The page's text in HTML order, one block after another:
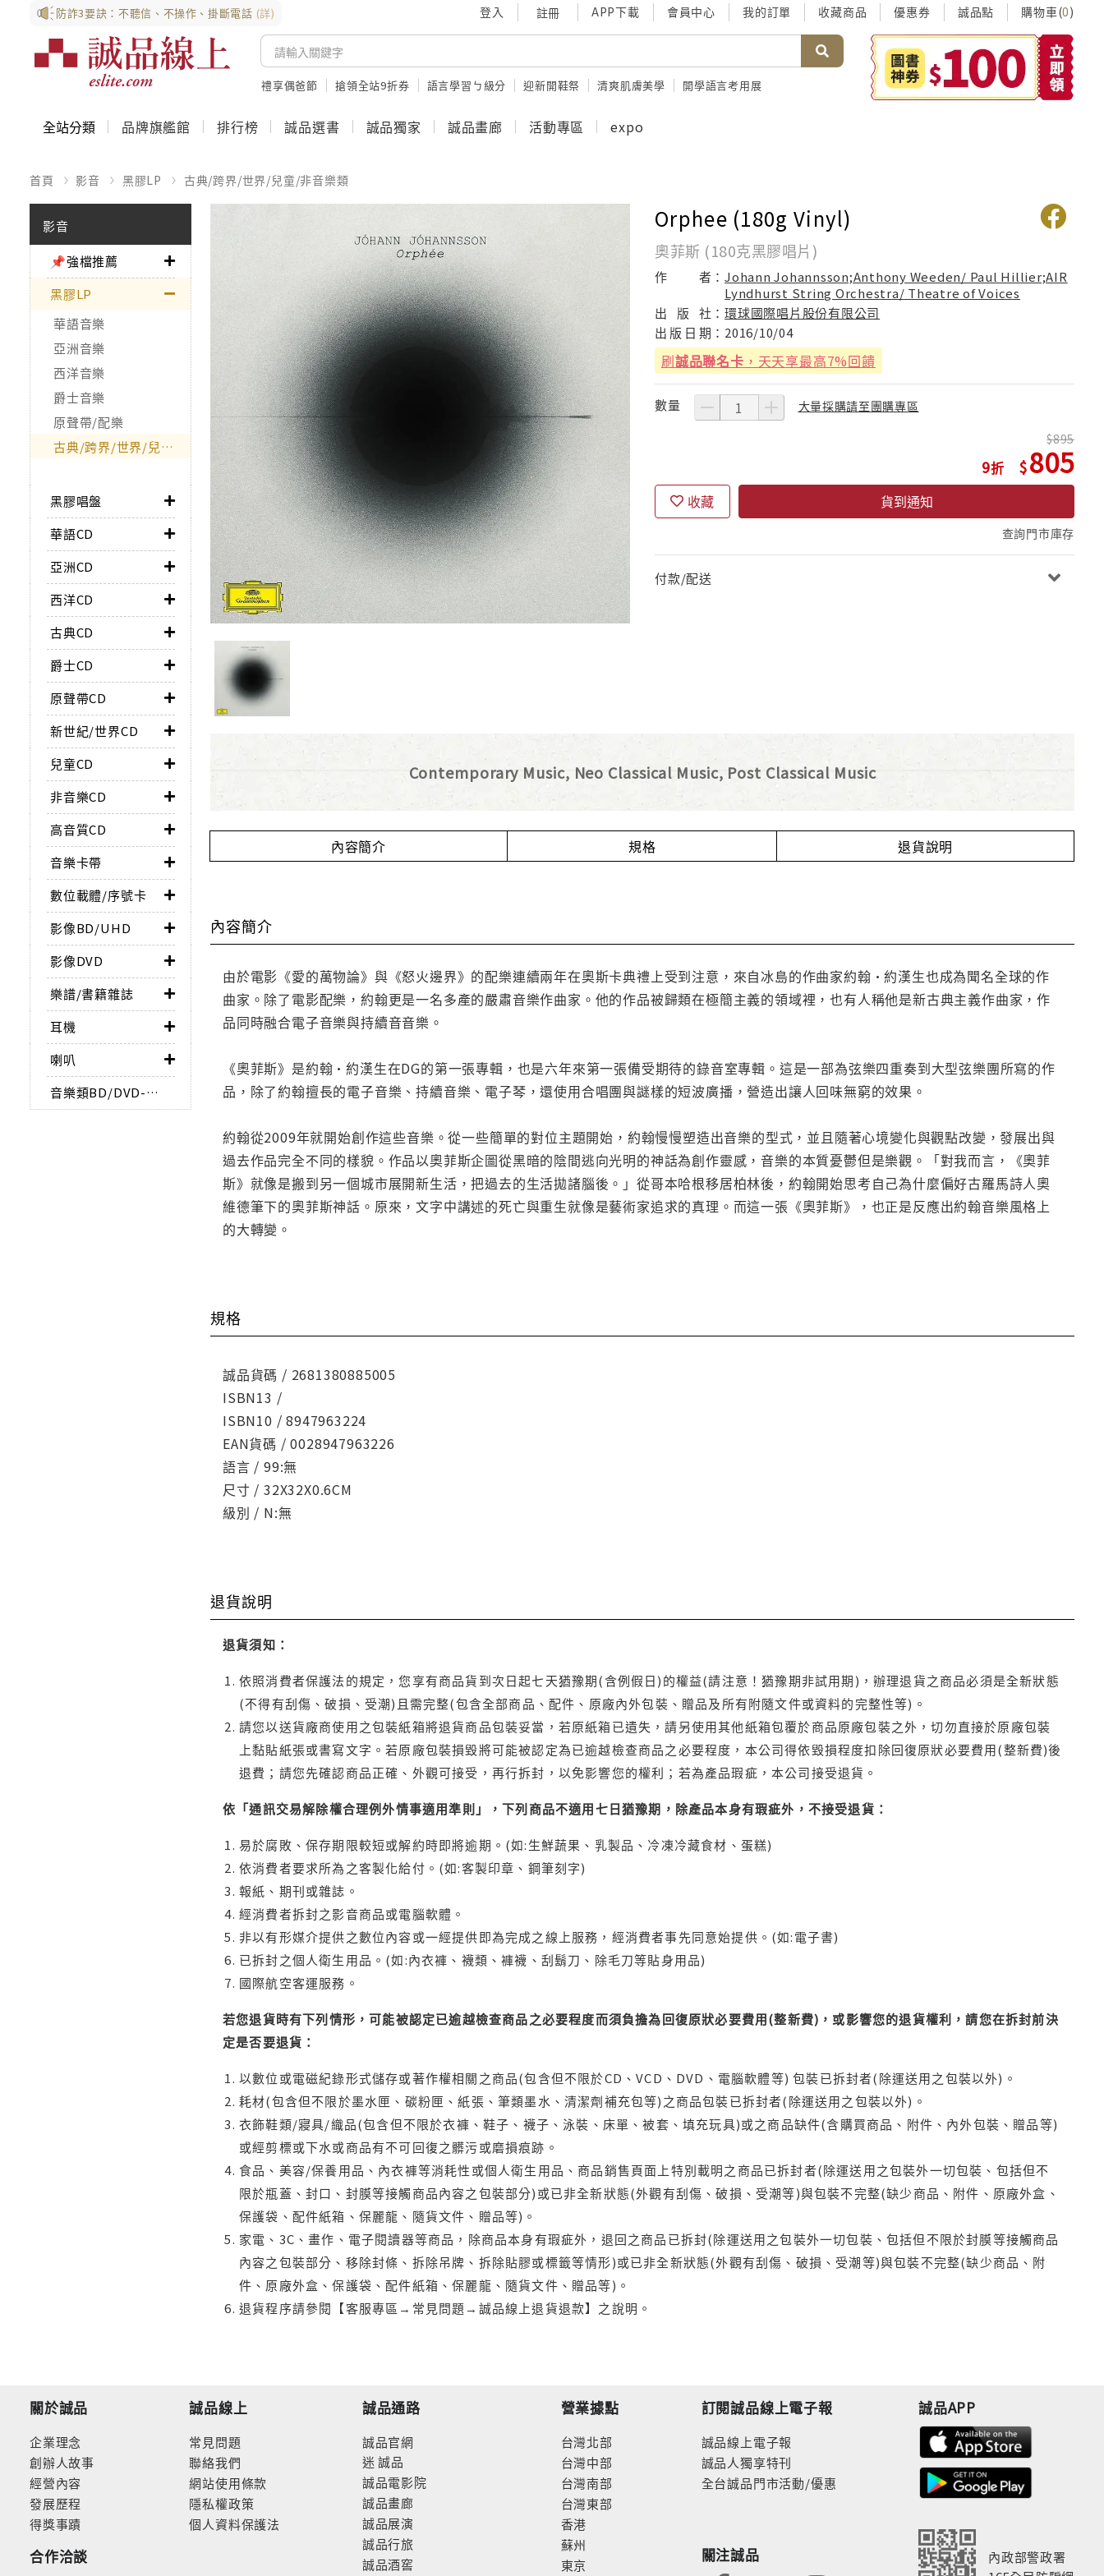
防詐3要訣：不聽信、不操作、掛斷電話 (詳) 登入 註冊 APP下載 會員中心 我的訂單 收藏商品 優惠券 誠品點 購物車(0)
禮享偶爸節 搶領全站9折券 語言學習ㄅ級分 迎新開鞋祭 清爽肌膚美學 開學語言考用展
全站分類 品牌旗艦館 排行榜 誠品選書 誠品獨家 誠品畫廊 活動專區 expo
首頁 影音 黑膠LP 古典/跨界/世界/兒童/非音樂類
影音
📌強檔推薦
黑膠LP
華語音樂
亞洲音樂
西洋音樂
爵士音樂
原聲帶/配樂
古典/跨界/世界/兒童/非音樂類
黑膠唱盤
華語CD
亞洲CD
西洋CD
古典CD
爵士CD
原聲帶CD
新世紀/世界CD
兒童CD
非音樂CD
高音質CD
音樂卡帶
數位載體/序號卡
影像BD/UHD
影像DVD
樂譜/書籍雜誌
耳機
喇叭
音樂類BD/DVD-AUDIO
Orphee (180g Vinyl)
奧菲斯 (180克黑膠唱片)
作 者：Johann Johannsson;Anthony Weeden/ Paul Hillier;AIR
Lyndhurst String Orchestra/ Theatre of Voices
出
版 社：環球國際唱片股份有限公司
出 版 日 期： 2016/10/04
刷誠品聯名卡 ，天天享最高7%回饋
數量 大量採購請至團購專區
9
895
805
收藏 貨到通知
查詢門市庫存
付款/配送
Contemporary Music, Neo Classical Music, Post Classical Music
內容簡介 規格 退貨說明
內容簡介
由於電影《愛的萬物論》與《怒火邊界》的配樂連續兩年在奧斯卡典禮上受到注意，來自冰島的作曲家約翰•約漢生也成為聞名全球的作
曲家。除了電影配樂，約翰更是一名多產的嚴肅音樂作曲家。他的作品被歸類在極簡主義的領域裡，也有人稱他是新古典主義作曲家，作
品同時融合電子音樂與持續音音樂。
《奧菲斯》是約翰•約漢生在DG的第一張專輯，也是六年來第一張備受期待的錄音室專輯。這是一部為弦樂四重奏到大型弦樂團所寫的作
品，除了約翰擅長的電子音樂、持續音樂、電子琴，還使用合唱團與謎樣的短波廣播，營造出讓人回味無窮的效果。
約翰從2009年就開始創作這些音樂。從一些簡單的對位主題開始，約翰慢慢塑造出音樂的型式，並且隨著心境變化與觀點改變，發展出與
過去作品完全不同的樣貌。作品以奧菲斯企圖從黑暗的陰間逃向光明的神話為創作靈感，音樂的本質憂鬱但是樂觀。「對我而言，《奧菲
斯》就像是搬到另一個城市展開新生活，把過去的生活拋諸腦後。」從哥本哈根移居柏林後，約翰開始思考自己為什麼偏好古羅馬詩人奧
維德筆下的奧菲斯神話。原來，文字中講述的死亡與重生就像是藝術家追求的真理。而這一張《奧菲斯》，也正是反應出約翰音樂風格上
的大轉變。
規格
誠品貨碼 / 2681380885005
ISBN13 /
ISBN10 / 8947963224
EAN貨碼 / 0028947963226
語言 / 99:無
尺寸 / 32X32X0.6CM
級別 / N:無
退貨說明
退貨須知：
依照消費者保護法的規定，您享有商品貨到次日起七天猶豫期(含例假日)的權益(請注意！猶豫期非試用期)，辦理退貨之商品必須是全新狀態
(不得有刮傷、破損、受潮)且需完整(包含全部商品、配件、原廠內外包裝、贈品及所有附隨文件或資料的完整性等)。
請您以送貨廠商使用之包裝紙箱將退貨商品包裝妥當，若原紙箱已遺失，請另使用其他紙箱包覆於商品原廠包裝之外，切勿直接於原廠包裝
上黏貼紙張或書寫文字。若原廠包裝損毀將可能被認定為已逾越檢查商品之必要程度，本公司得依毀損程度扣除回復原狀必要費用(整新費)後
退費；請您先確認商品正確、外觀可接受，再行拆封，以免影響您的權利；若為產品瑕疵，本公司接受退貨。
依「通訊交易解除權合理例外情事適用準則」，下列商品不適用七日猶豫期，除產品本身有瑕疵外，不接受退貨：
易於腐敗、保存期限較短或解約時即將逾期。(如:生鮮蔬果、乳製品、冷凍冷藏食材、蛋糕)
依消費者要求所為之客製化給付。(如:客製印章、鋼筆刻字)
報紙、期刊或雜誌。
經消費者拆封之影音商品或電腦軟體。
非以有形媒介提供之數位內容或一經提供即為完成之線上服務，經消費者事先同意始提供。(如:電子書)
已拆封之個人衛生用品。(如:內衣褲、襪類、褲襪、刮鬍刀、除毛刀等貼身用品)
國際航空客運服務。
若您退貨時有下列情形，可能被認定已逾越檢查商品之必要程度而須負擔為回復原狀必要費用(整新費)，或影響您的退貨權利，請您在拆封前決
定是否要退貨：
以數位或電磁紀錄形式儲存或著作權相關之商品(包含但不限於CD、VCD、DVD、電腦軟體等) 包裝已拆封者(除運送用之包裝以外)。
耗材(包含但不限於墨水匣、碳粉匣、紙張、筆類墨水、清潔劑補充包等)之商品包裝已拆封者(除運送用之包裝以外)。
衣飾鞋類/寢具/織品(包含但不限於衣褲、鞋子、襪子、泳裝、床單、被套、填充玩具)或之商品缺件(含購買商品、附件、內外包裝、贈品等)
或經剪標或下水或商品有不可回復之髒污或磨損痕跡。
食品、美容/保養用品、內衣褲等消耗性或個人衛生用品、商品銷售頁面上特別載明之商品已拆封者(除運送用之包裝外一切包裝、包括但不
限於瓶蓋、封口、封膜等接觸商品內容之包裝部分)或已非全新狀態(外觀有刮傷、破損、受潮等)與包裝不完整(缺少商品、附件、原廠外盒、
保護袋、配件紙箱、保麗龍、隨貨文件、贈品等)。
家電、3C、畫作、電子閱讀器等商品，除商品本身有瑕疵外，退回之商品已拆封(除運送用之包裝外一切包裝、包括但不限於封膜等接觸商品
內容之包裝部分、移除封條、拆除吊牌、拆除貼膠或標籤等情形)或已非全新狀態(外觀有刮傷、破損、受潮等)與包裝不完整(缺少商品、附
件、原廠外盒、保護袋、配件紙箱、保麗龍、隨貨文件、贈品等)。
退貨程序請參閱【客服專區→常見問題→誠品線上退貨退款】之說明。
關於誠品
企業理念
創辦人故事
經營內容
發展歷程
得獎事蹟
合作洽談
誠品線上
常見問題
聯絡我們
網站使用條款
隱私權政策
個人資料保護法
誠品通路
誠品官網
迷 誠品
誠品電影院
誠品畫廊
誠品展演
誠品行旅
誠品酒窖
營業據點
台灣北部
台灣中部
台灣南部
台灣東部
香港
蘇州
東京
訂閱誠品線上電子報
誠品線上電子報
誠品人獨享特刊
全台誠品門市活動/優惠
關注誠品
誠品APP
內政部警政署